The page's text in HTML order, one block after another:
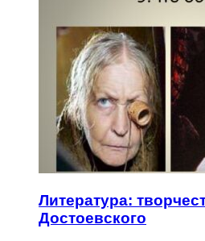
Литература:
Достоевского